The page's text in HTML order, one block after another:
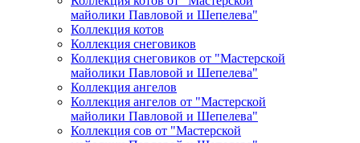
майолики Павловой и Шепелева"
Коллекция котов
Коллекция снеговиков
Коллекция снеговиков от "Мастерской
майолики Павловой и Шепелева"
Коллекция ангелов
Коллекция ангелов от "Мастерской
майолики Павловой и Шепелева"
Коллекция сов от "Мастерской